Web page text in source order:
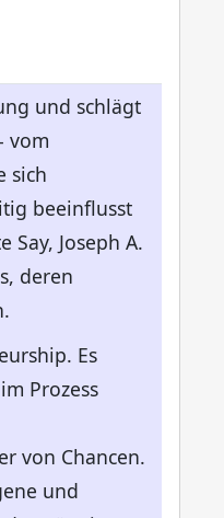
und schlägt
vom
sich
beeinflusst
Joseph A.
deren
Es
Prozess
von Chancen.
und